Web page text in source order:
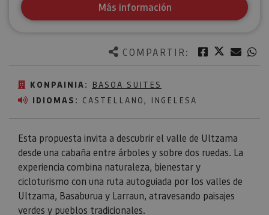
COMPARTIR: Facebook
Twitter
KONPAINIA: BASOA SUITES
IDIOMAS: CASTELLANO, INGELESA
Esta propuesta invita a descubrir el valle de Ultzama
desde una cabaña entre árboles y sobre dos ruedas. La
experiencia combina naturaleza, bienestar y
cicloturismo con una ruta autoguiada por los valles de
Ultzama, Basaburua y Larraun, atravesando paisajes
verdes y pueblos tradicionales.
Más información